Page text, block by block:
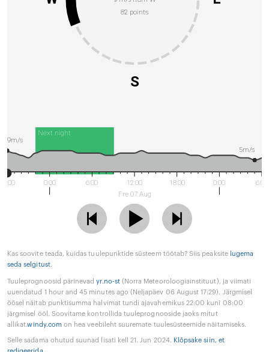
82 points
S
Next night
0:00 6:00
12:00
Fre 07 Aug
18:00 0:00 6:00
9m/s
5m/s
Kas soovite teada, kuidas tuulepunktide süsteem töötab? Siis peaksite lugema
seda selgitust.
Tuuleprognoosid pärinevadyr.no-st(Norra Meteoroloogiainstituut), ja viimati
uuendatud 1 hour and 45 minutes ago (Neljapäev 06 August 17:29). Järgmisel
öösel näitab punktisumma halvimat tundi ajavahemikus 22:00 kuni 08:00
järgmisel ööl. Soovitame kontrollida tuuleprognooside jaoks mitut
allikat.windy.comon hea veebileht suuremate tuulesüsteemide näitamiseks.
Selle sadama ohutud suunad lisati kell 21. Jun 2024. Klõpsake siin, et